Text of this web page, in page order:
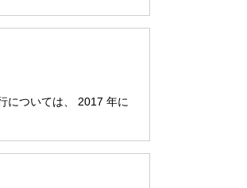
については、 2017 年に